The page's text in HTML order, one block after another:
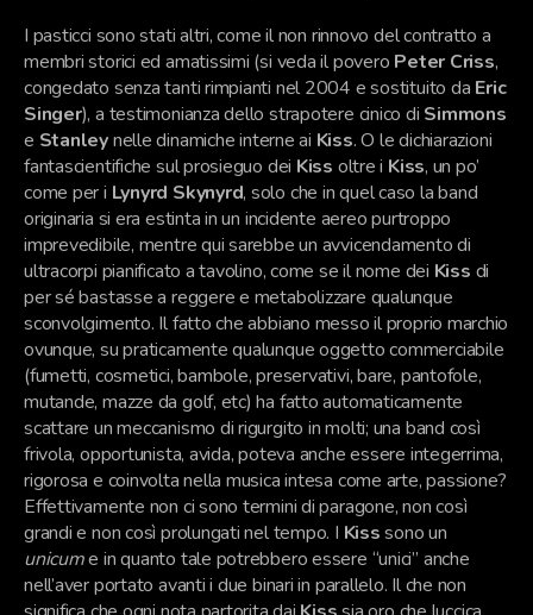
I pasticci sono stati altri, come il non rinnovo del contratto a
membri storici ed amatissimi (si veda il povero Peter Criss,
congedato senza tanti rimpianti nel 2004 e sostituito da Eric
Singer), a testimonianza dello strapotere cinico di Simmons
e Stanleynelle dinamiche interne ai Kiss. O le dichiarazioni
fantascientifiche sul prosieguo dei Kiss oltre i Kiss, un po’
come per i Lynyrd Skynyrd, solo che in quel caso la band
originaria si era estinta in un incidente aereo purtroppo
imprevedibile, mentre qui sarebbe un avvicendamento di
ultracorpi pianificato a tavolino, come se il nome dei Kiss di
per sé bastasse a reggere e metabolizzare qualunque
sconvolgimento. Il fatto che abbiano messo il proprio marchio
ovunque, su praticamente qualunque oggetto commerciabile
(fumetti, cosmetici, bambole, preservativi, bare, pantofole,
mutande, mazze da golf, etc) ha fatto automaticamente
scattare un meccanismo di rigurgito in molti; una band così
frivola, opportunista, avida, poteva anche essere integerrima,
rigorosa e coinvolta nella musica intesa come arte, passione?
Effettivamente non ci sono termini di paragone, non così
grandi e non così prolungati nel tempo. I Kisssono un
unicume in quanto tale potrebbero essere “unici” anche
nell’aver portato avanti i due binari in parallelo. Il che non